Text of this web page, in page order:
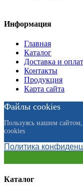
Информация
Главная
Каталог
Доставка и
Контакты
Продукция
Карта сайта
Файлы cookies
Пользуясь нашим
cookies
Политика
Каталог